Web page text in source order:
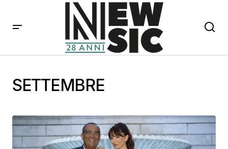
SETTEMBRE